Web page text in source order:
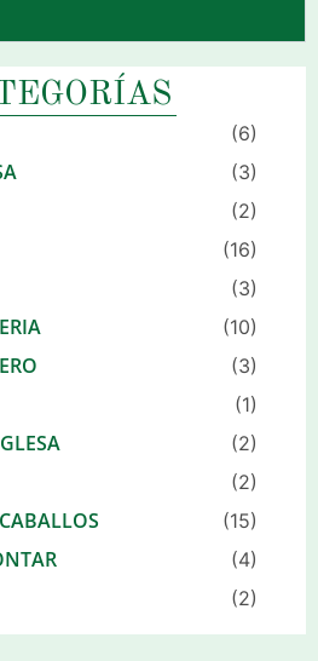
(6)
(3)
(2)
(16)
(3)
(10)
(3)
(1)
(2)
(2)
(15)
(4)
(2)